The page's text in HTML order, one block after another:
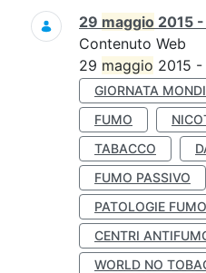
Ricerca
29 maggio 2015
Contenuto Web
29 maggio 2015
GIORNATA
FUMO
TABACCO
FUMO PASSIVO
PATOLOGIE
CENTRI
WORLD NO